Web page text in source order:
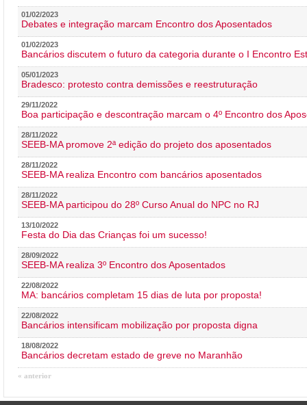
01/02/2023
Debates e integração marcam Encontro dos Aposentados
01/02/2023
Bancários discutem o futuro da categoria durante o I Encontro
05/01/2023
Bradesco: protesto contra demissões e reestruturação
29/11/2022
Boa participação e descontração marcam o 4º Encontro dos
28/11/2022
SEEB-MA promove 2ª edição do projeto dos aposentados
28/11/2022
SEEB-MA realiza Encontro com bancários aposentados
28/11/2022
SEEB-MA participou do 28º Curso Anual do NPC no RJ
13/10/2022
Festa do Dia das Crianças foi um sucesso!
28/09/2022
SEEB-MA realiza 3º Encontro dos Aposentados
22/08/2022
MA: bancários completam 15 dias de luta por proposta!
22/08/2022
Bancários intensificam mobilização por proposta digna
18/08/2022
Bancários decretam estado de greve no Maranhão
« anterior